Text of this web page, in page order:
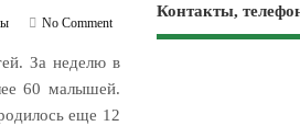
No Comment
За неделю в
60 малышей.
еще 12
Контакты,